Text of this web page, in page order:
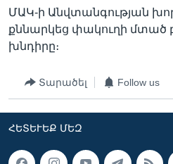
ՄԱԿ-ի Անվտանգության
քննարկեց փակուղի մտած
խնդիրը։
Տարածել Follow us
ՀԵՏԵՒԵՔ ՄԵԶ